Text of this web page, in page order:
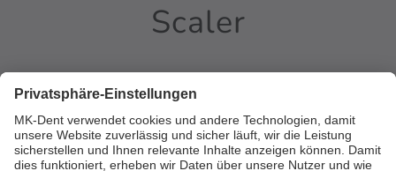
Scaler